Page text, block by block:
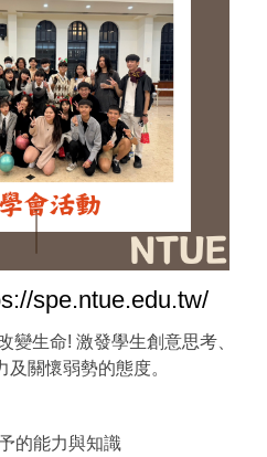
spe.ntue.edu.tw/
變生命! 激發學生創意思考、
及關懷弱勢的態度。
的能力與知識